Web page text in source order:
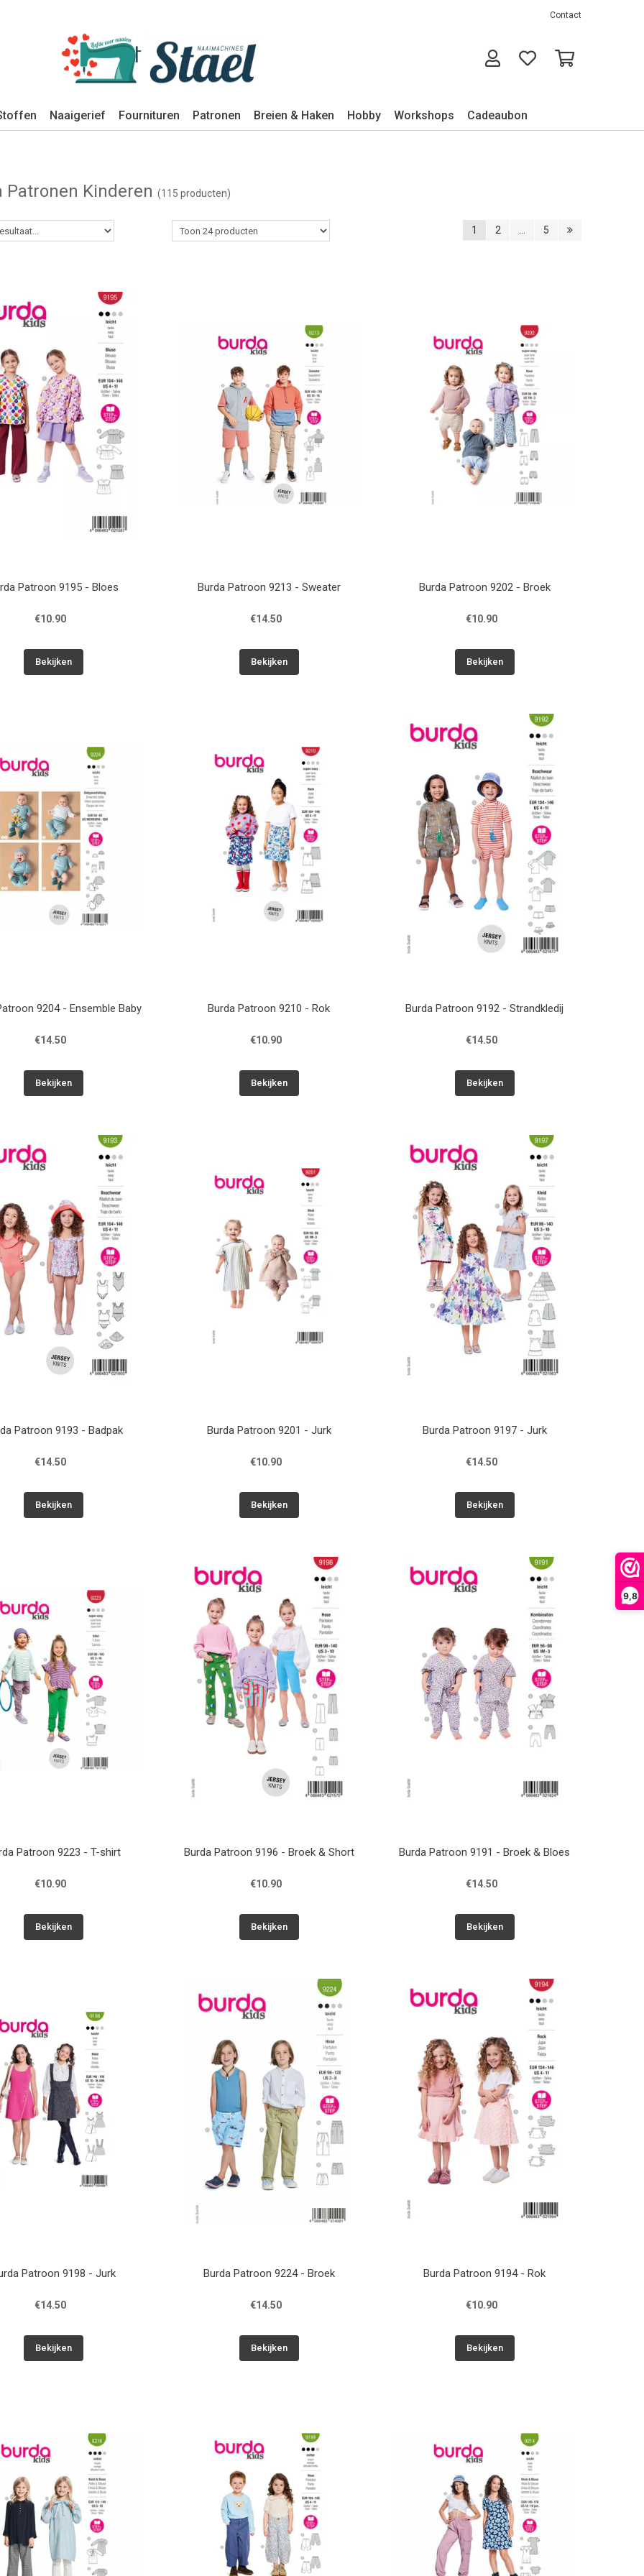
9,8
Contact
Naaigerief Fournituren Patronen Breien & Haken Hobby Workshops Cadeaubon
Patronen Kinderen (115 producten)
1 2 5
Patroon 9195 - Bloes
€10.90
Bekijken
Burda Patroon 9213 - Sweater
€14.50
Bekijken
Burda Patroon 9202 - Broek
€10.90
Bekijken
9204 - Ensemble Baby
€14.50
Bekijken
Burda Patroon 9210 - Rok
€10.90
Bekijken
Burda Patroon 9192 - Strandkledij
€14.50
Bekijken
Patroon 9193 - Badpak
€14.50
Bekijken
Burda Patroon 9201 - Jurk
€10.90
Bekijken
Burda Patroon 9197 - Jurk
€14.50
Bekijken
Patroon 9223 - T-shirt
€10.90
Bekijken
Burda Patroon 9196 - Broek & Short
€10.90
Bekijken
Burda Patroon 9191 - Broek & Bloes
€14.50
Bekijken
Patroon 9198 - Jurk
€14.50
Bekijken
Burda Patroon 9224 - Broek
€14.50
Bekijken
Burda Patroon 9194 - Rok
€10.90
Bekijken